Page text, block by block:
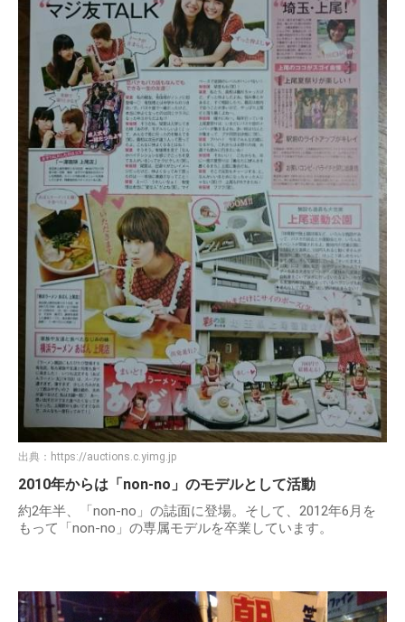
出典： https://auctions.c.yimg.jp
2010年からは「non-no」のモデルとして活動
約2年半、「non-no」の誌面に登場。そして、2012年6月を
もって「non-no」の専属モデルを卒業しています。